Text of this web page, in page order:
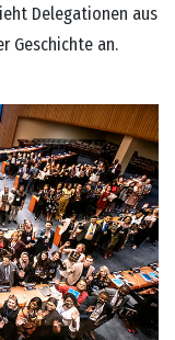
Delegationen aus
Geschichte an.